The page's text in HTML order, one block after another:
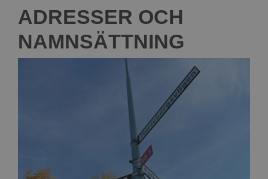
ADRESSER OCH
NAMNSÄTTNING